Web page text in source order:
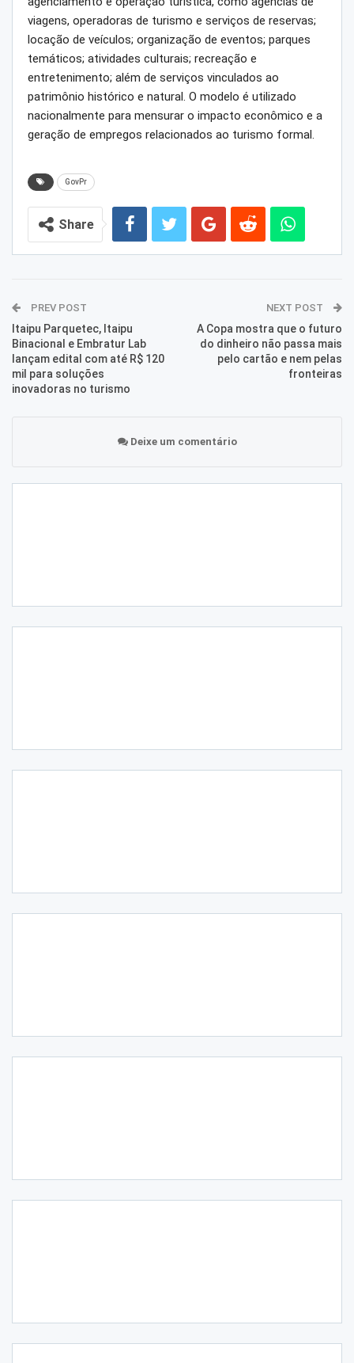
viagens, operadoras de turismo e serviços de reservas;
locação de veículos; organização de eventos; parques
temáticos; atividades culturais; recreação e
entretenimento; além de serviços vinculados ao
patrimônio histórico e natural. O modelo é utilizado
nacionalmente para mensurar o impacto econômico e a
geração de empregos relacionados ao turismo formal.
GovPr
Share
PREV POST
Itaipu Parquetec, Itaipu
Binacional e Embratur Lab
lançam edital com até R$ 120
mil para soluções
inovadoras no turismo
NEXT POST
A Copa mostra que o futuro
do dinheiro não passa mais
pelo cartão e nem pelas
fronteiras
Deixe um comentário